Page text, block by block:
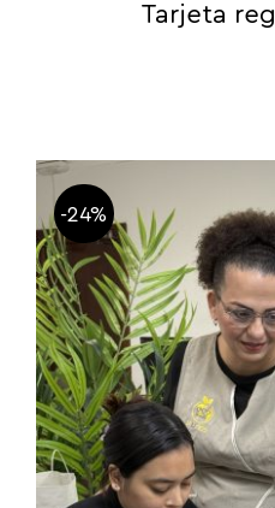
Tarjeta
-24%